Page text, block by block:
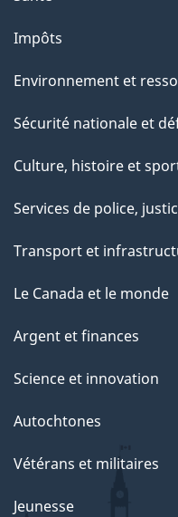
Impôts
Environnement et
Sécurité nationale et
Culture, histoire et
Services de police,
Transport et
Le Canada et le monde
Argent et finances
Science et innovation
Autochtones
Vétérans et militaires
Jeunesse